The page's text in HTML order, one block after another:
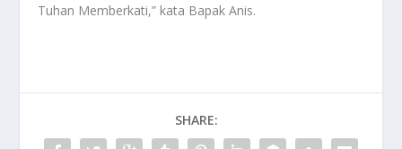
Tuhan Memberkati,” kata Bapak Anis.
SHARE: